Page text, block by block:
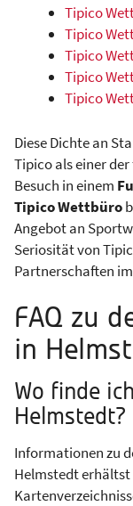
Tipico
Tipico
Tipico
Tipico
Tipico
Diese Dichte an
Tipico als einer
Besuch in einem
Tipico Wettbüro
Angebot an
Seriosität von
Partnerschaften
FAQ zu
in
Wo finde
Helmstedt?
Informationen zu
Helmstedt erhältst